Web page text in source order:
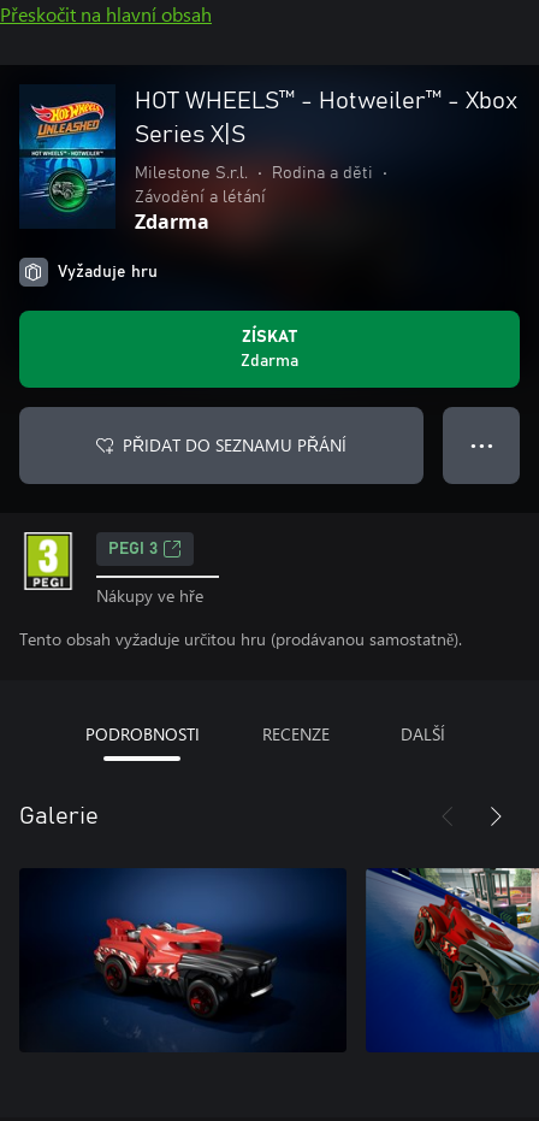
Přeskočit na hlavní obsah
HOT WHEELS™ - Hotweiler™ - Xbox
Series X|S
Milestone S.r.l. • Rodina a děti
•
Závodění a létání
Zdarma
Vyžaduje hru
ZÍSKAT
Zdarma
PŘIDAT DO SEZNAMU PŘÁNÍ ● ● ●
PEGI 3
Nákupy ve hře
Tento obsah vyžaduje určitou hru (prodávanou samostatně).
PODROBNOSTI RECENZE DALŠÍ
Galerie